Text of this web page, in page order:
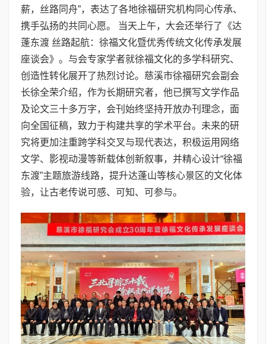
薪，丝路同舟”，表达了各地徐福研究机构同心传承、
携手弘扬的共同心愿。 当天上午，大会还举行了《达
蓬东渡 丝路起航：徐福文化暨优秀传统文化传承发展
座谈会》。与会专家学者就徐福文化的多学科研究、
创造性转化展开了热烈讨论。慈溪市徐福研究会副会
长徐全荣介绍，作为长期研究者，他已撰写文学作品
及论文三十多万字，会刊始终坚持开放办刊理念，面
向全国征稿，致力于构建共享的学术平台。未来的研
究将更加注重跨学科交叉与现代表达，积极运用网络
文学、影视动漫等新载体创新叙事，并精心设计“徐福
东渡”主题旅游线路，提升达蓬山等核心景区的文化体
验，让古老传说可感、可知、可参与。